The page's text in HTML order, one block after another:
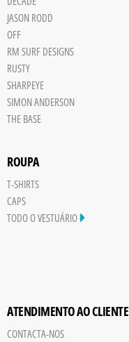
JASON RODD
OFF
RM SURF DESIGNS
RUSTY
SHARPEYE
SIMON ANDERSON
THE BASE
ROUPA
T-SHIRTS
CAPS
TODO O VESTUÁRIO
ATENDIMENTO AO CLIENTE
CONTACTA-NOS